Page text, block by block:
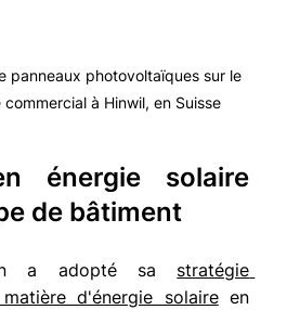
panneaux photovoltaïques sur le
commercial à Hinwil, en Suisse
énergie solaire
de bâtiment
a adopté sa stratégie
d'énergie solaire en